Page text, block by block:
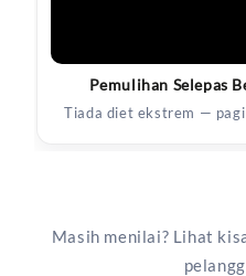
Pemulihan Selepas
Tiada diet ekstrem —
Masih menilai? Lihat